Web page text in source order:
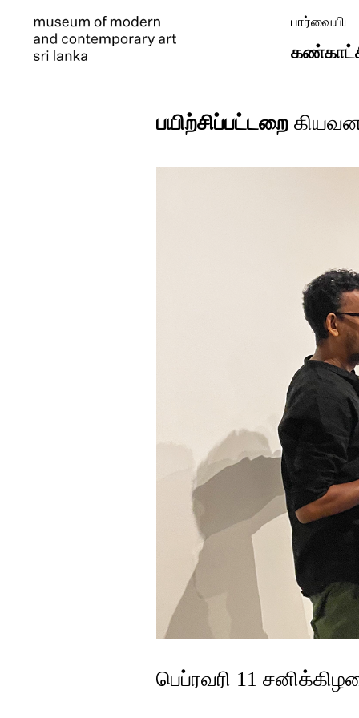
பார்வையிட
பயிற்சிப்பட்டறைகியவன
பெப்ரவரி 11